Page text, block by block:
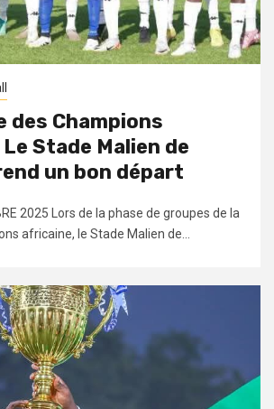
des Champions
Stade Malien de
un bon départ
2025 Lors de la phase de groupes de la
africaine, le Stade Malien de...